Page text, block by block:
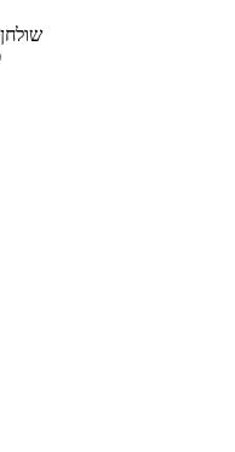
שולחן גינה ל-